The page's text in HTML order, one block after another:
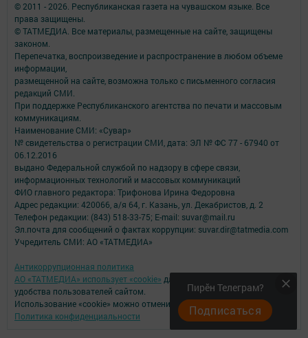
Пирӗн Телеграм?
Подписаться
© 2011 - 2026. Республиканская газета на чувашском языке. Все
права защищены.
© ТАТМЕДИА. Все материалы, размещенные на сайте, защищены
законом.
Перепечатка, воспроизведение и распространение в любом объеме
информации,
размещенной на сайте, возможна только с письменного согласия
редакций СМИ.
При поддержке Республиканского агентства по печати и массовым
коммуникациям.
Наименование СМИ: «Сувар»
№ свидетельства о регистрации СМИ, дата: ЭЛ № ФС 77 - 67940 от
06.12.2016
выдано Федеральной службой по надзору в сфере связи,
информационных технологий и массовых коммуникаций
ФИО главного редактора: Трифонова Ирина Федоровна
Адрес редакции: 420066, а/я 64, г. Казань, ул. Декабристов, д. 2
Телефон редакции: (843) 518-33-75; E-mail: suvar@mail.ru
Эл.почта для сообщений о фактах коррупции: suvar.dir@tatmedia.com
Учредитель СМИ: АО «ТАТМЕДИА»
Антикоррупционная политика
АО «ТАТМЕДИА» использует «cookie» для персонализации сервисов и
удобства пользователей сайтом.
Использование «cookie» можно отменить в настройках браузера.
Политика конфиденциальности